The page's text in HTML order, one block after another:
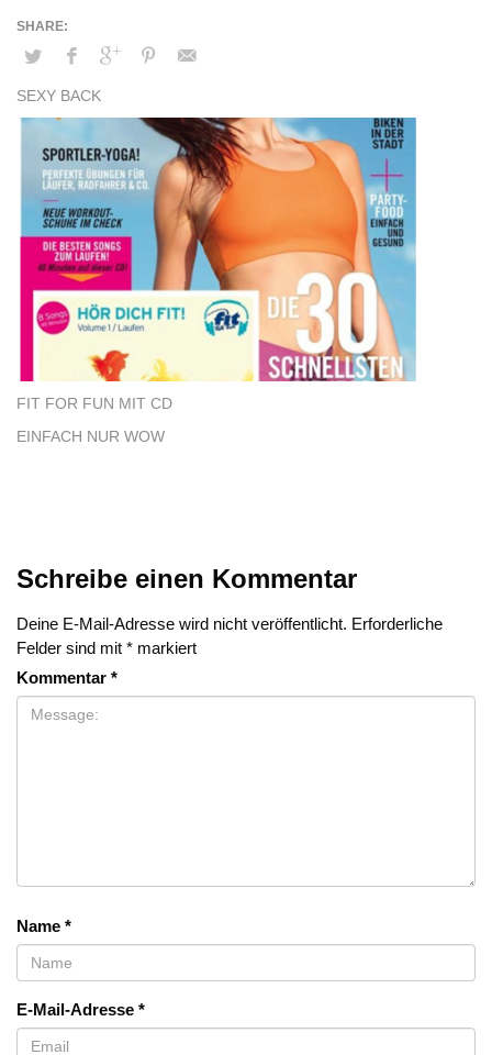
SEXY BACK
FIT FOR FUN MIT CD
EINFACH NUR WOW
Schreibe einen Kommentar
Deine E-Mail-Adresse wird nicht veröffentlicht. Erforderliche
Felder sind mit * markiert
Kommentar *
Name *
E-Mail-Adresse *